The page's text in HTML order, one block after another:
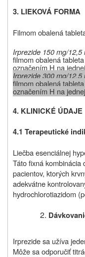
3. LIEKOVÁ FORMA
Filmom obalená
Irprezide 150 mg/12,5
filmom obalená
označením H na
Irprezide 300 mg/12,5
filmom obalená
označením H na
4. KLINICKÉ ÚDAJE
4.1 Terapeutické
Liečba esenciálnej
Táto fixná kombinácia
pacientov, ktorých
adekvátne
hydrochlorotiazidom
Irprezide sa užíva
Môže sa odporučiť